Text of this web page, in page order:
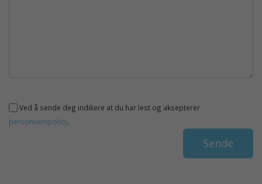
Ved å sende deg indikere at du har lest og aksepterer
personvernpolicy.